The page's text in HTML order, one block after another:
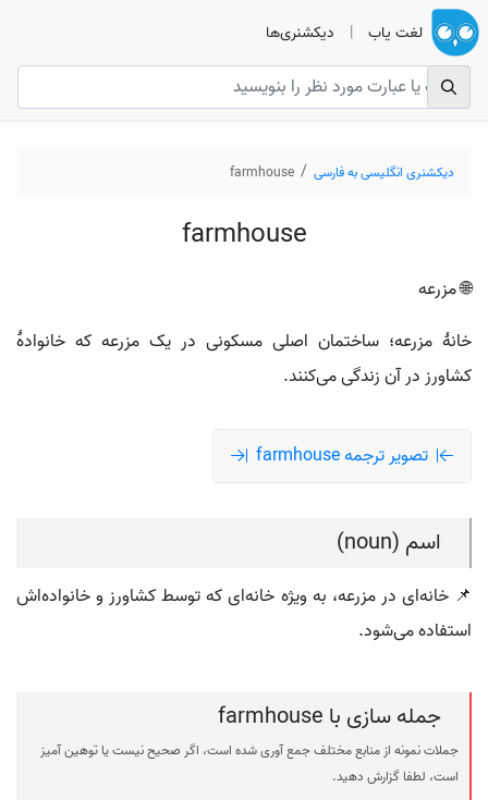
لغت یاب | دیکشنری‌ها
دیکشنری انگلیسی به فارسی farmhouse
farmhouse
🌐 مزرعه
خانهٔ مزرعه؛ ساختمان اصلی مسکونی در یک مزرعه که خانوادهٔ
کشاورز در آن زندگی می‌کنند.
تصویر ترجمه farmhouse
اسم (noun)
📌 خانه‌ای در مزرعه، به ویژه خانه‌ای که توسط کشاورز و خانواده‌اش
استفاده می‌شود.
جمله سازی با farmhouse
جملات نمونه از منابع مختلف جمع آوری شده است، اگر صحیح نیست یا توهین آمیز
است، لطفا گزارش دهید.